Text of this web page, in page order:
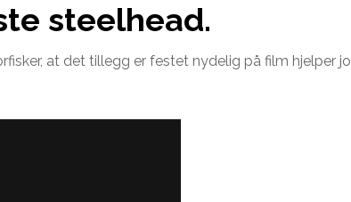
steelhead.
at det tillegg er festet nydelig på film hjelper jo